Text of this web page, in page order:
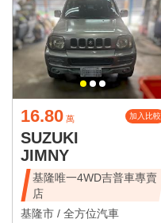
16.80 萬 加入比較
SUZUKI
JIMNY
基隆唯一4WD吉普車專賣
店
基隆市 / 全方位汽車